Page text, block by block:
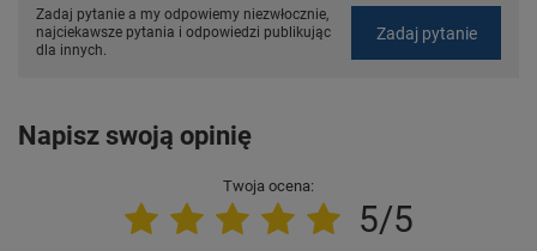
Zadaj pytanie a my odpowiemy niezwłocznie,
najciekawsze pytania i odpowiedzi publikując
dla innych.
Zadaj pytanie
Napisz swoją opinię
Twoja ocena:
5/5